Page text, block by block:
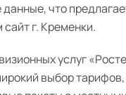
что
г. Кременки.
услуг
выбор